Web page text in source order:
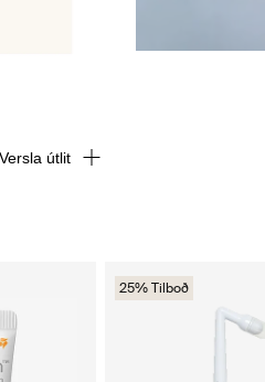
25% Tilboð
Versla útlit